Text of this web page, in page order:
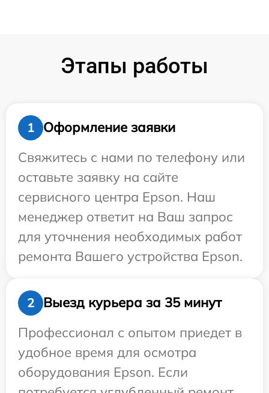
Этапы работы
1
Оформление заявки
Свяжитесь с нами по телефону или
оставьте заявку на сайте
сервисного центра Epson. Наш
менеджер ответит на Ваш запрос
для уточнения необходимых работ
ремонта Вашего устройства Epson.
2
Выезд курьера за 35 минут
Профессионал с опытом приедет в
удобное время для осмотра
оборудования Epson. Если